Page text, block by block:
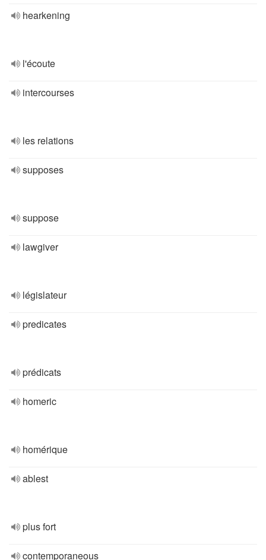
hearkening
l'écoute
intercourses
les relations
supposes
suppose
lawgiver
législateur
predicates
prédicats
homeric
homérique
ablest
plus fort
contemporaneous